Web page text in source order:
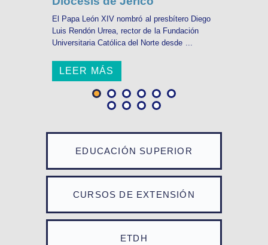
EDUCACIÓN SUPERIOR
CURSOS DE EXTENSIÓN
ETDH
El Papa León XIV nombró al presbítero Diego
Luis Rendón Urrea, rector de la Fundación
Universitaria Católica del Norte desde ...
LEER MÁS